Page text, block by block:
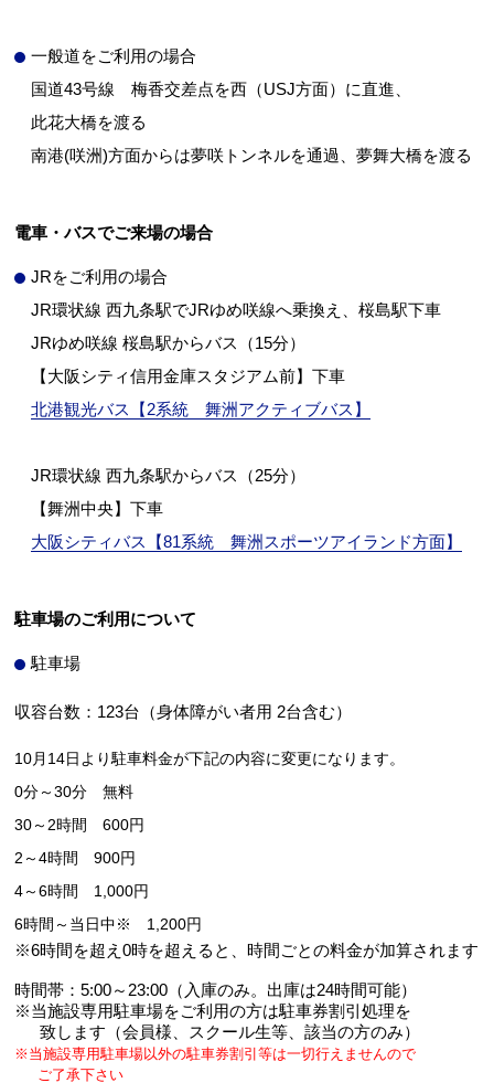
一般道をご利用の場合
国道43号線 梅香交差点を西（USJ方面）に直進、
此花大橋を渡る
南港(咲洲)方面からは夢咲トンネルを通過、夢舞大橋を渡る
電車・バスでご来場の場合
JRをご利用の場合
JR環状線 西九条駅でJRゆめ咲線へ乗換え、桜島駅下車
JRゆめ咲線 桜島駅からバス（15分）
【大阪シティ信用金庫スタジアム前】下車
北港観光バス【2系統 舞洲アクティブバス】
JR環状線 西九条駅からバス（25分）
【舞洲中央】下車
大阪シティバス【81系統 舞洲スポーツアイランド方面】
駐車場のご利用について
駐車場
収容台数：123台（身体障がい者用 2台含む）
10月14日より駐車料金が下記の内容に変更になります。
0分～30分 無料
30～2時間 600円
2～4時間 900円
4～6時間 1,000円
6時間～当日中※ 1,200円
※6時間を超え0時を超えると、時間ごとの料金が加算されます
時間帯：5:00～23:00（入庫のみ。出庫は24時間可能）
※当施設専用駐車場をご利用の方は駐車券割引処理を
致します（会員様、スクール生等、該当の方のみ）
※当施設専用駐車場以外の駐車券割引等は一切行えませんので
ご了承下さい